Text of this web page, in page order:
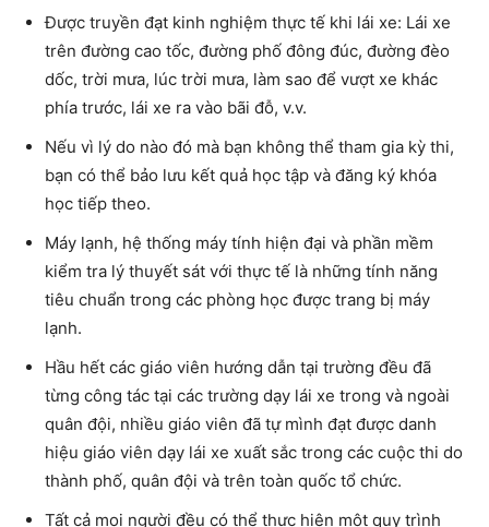
Được truyền đạt kinh nghiệm thực tế khi lái xe: Lái xe
trên đường cao tốc, đường phố đông đúc, đường đèo
dốc, trời mưa, lúc trời mưa, làm sao để vượt xe khác
phía trước, lái xe ra vào bãi đỗ, v.v.
Nếu vì lý do nào đó mà bạn không thể tham gia kỳ thi,
bạn có thể bảo lưu kết quả học tập và đăng ký khóa
học tiếp theo.
Máy lạnh, hệ thống máy tính hiện đại và phần mềm
kiểm tra lý thuyết sát với thực tế là những tính năng
tiêu chuẩn trong các phòng học được trang bị máy
lạnh.
Hầu hết các giáo viên hướng dẫn tại trường đều đã
từng công tác tại các trường dạy lái xe trong và ngoài
quân đội, nhiều giáo viên đã tự mình đạt được danh
hiệu giáo viên dạy lái xe xuất sắc trong các cuộc thi do
thành phố, quân đội và trên toàn quốc tổ chức.
Tất cả mọi người đều có thể thực hiện một quy trình